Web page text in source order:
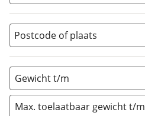
Vouwwagen (0)
Postcode of plaats
Gewicht t/m
Max. toelaatbaar gewicht t/m